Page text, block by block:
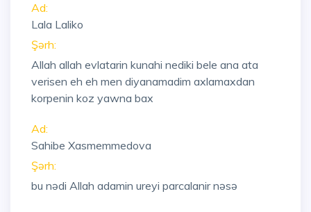
Ad:
Lala Laliko
Şərh:
Allah allah evlatarin kunahi nediki bele ana ata
verisen eh eh men diyanamadim axlamaxdan
korpenin koz yawna bax
Ad:
Sahibe Xasmemmedova
Şərh:
bu nədi Allah adamin ureyi parcalanir nəsə